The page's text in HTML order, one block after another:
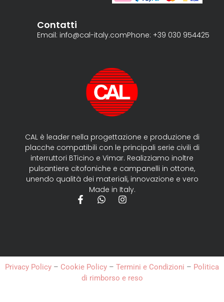
CAL è leader nella progettazione e produzione di
placche compatibili con le principali serie civili di
interruttori BTicino e Vimar. Realizziamo inoltre
pulsantiere citofoniche e campanelli in ottone,
unendo qualità dei materiali, innovazione e vero
Made in Italy.
Contatti
Email: info@cal-italy.comPhone: +39 030 954425
Privacy Policy – Cookie Policy – Termini e Condizioni – Politica
di rimborso e reso